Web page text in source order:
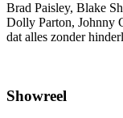
Brad Paisley, Blake
Dolly Parton, Johnny
dat alles zonder
Showreel